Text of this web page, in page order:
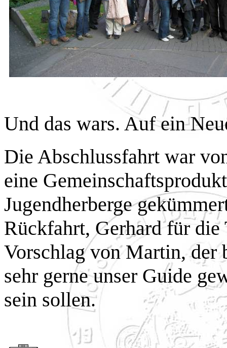
Und das wars. Auf ein
Die Abschlussfahrt war
eine
Jugendherberge
Rückfahrt, Gerhard für die
Vorschlag von Martin, der
sehr gerne unser Guide
sein sollen.